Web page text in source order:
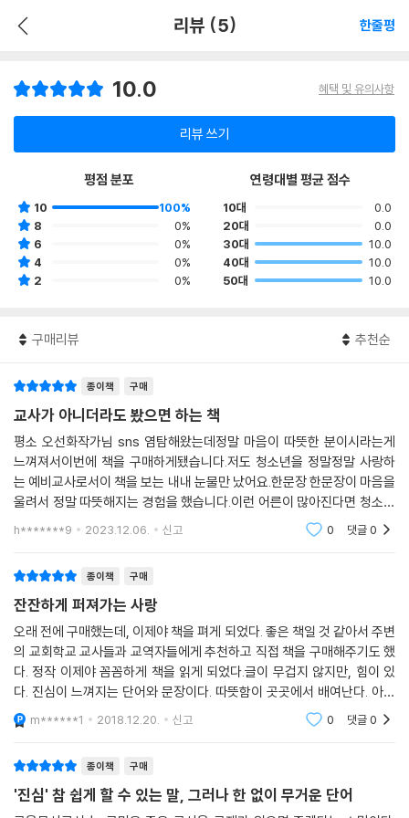
리뷰 (5) 한줄평
10.0 혜택 및 유의사항
리뷰 쓰기
평점 분포
10
100%
8
0%
6
0%
4
0%
2
0%
연령대별 평균 점수
10대
0.0
20대
0.0
30대
10.0
40대
10.0
50대
10.0
구매리뷰 추천순
종이책 구매
교사가 아니더라도 봤으면 하는 책
평소 오선화작가님 sns 염탐해왔는데정말 마음이 따뜻한 분이시라는게
느껴져서이번에 책을 구매하게됐습니다.저도 청소년을 정말정말 사랑하
는 예비교사로서이 책을 보는 내내 눈물만 났어요.한문장 한문장이 마음을
울려서 정말 따뜻해지는 경험을 했습니다.이런 어른이 많아진다면 청소년
들도 더 밝게 살아갈 수 있을거라 생각해요. 저도 그런 어른, 교사가 되고자
h*******9 2023.12.06. 신고 0 댓글0
종이책 구매
잔잔하게 퍼져가는 사랑
오래 전에 구매했는데, 이제야 책을 펴게 되었다. 좋은 책일 것 같아서 주변
의 교회학교 교사들과 교역자들에게 추천하고 직접 책을 구매해주기도 했
다. 정작 이제야 꼼꼼하게 책을 읽게 되었다.글이 무겁지 않지만, 힘이 있
다. 진심이 느껴지는 단어와 문장이다. 따뜻함이 곳곳에서 배여난다. 아이
들을 사랑하는 마음이 물씬 풍겨난다. 교사를 하다보면, 아이들을 담당하
다보면 실패감이
m******1 2018.12.20. 신고 0 댓글0
종이책 구매
'진심' 참 쉽게 할 수 있는 말, 그러나 한 없이 무거운 단어